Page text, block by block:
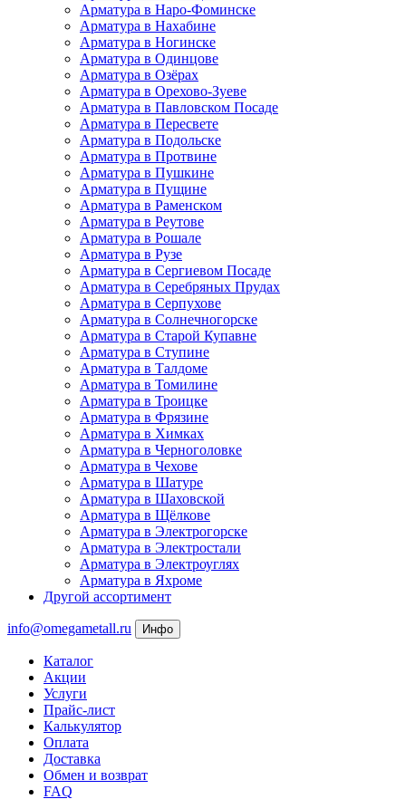
Арматура в Наро-Фоминске
Арматура в Нахабине
Арматура в Ногинске
Арматура в Одинцове
Арматура в Озёрах
Арматура в Орехово-Зуеве
Арматура в Павловском Посаде
Арматура в Пересвете
Арматура в Подольске
Арматура в Протвине
Арматура в Пушкине
Арматура в Пущине
Арматура в Раменском
Арматура в Реутове
Арматура в Рошале
Арматура в Рузе
Арматура в Сергиевом Посаде
Арматура в Серебряных Прудах
Арматура в Серпухове
Арматура в Солнечногорске
Арматура в Старой Купавне
Арматура в Ступине
Арматура в Талдоме
Арматура в Томилине
Арматура в Троицке
Арматура в Фрязине
Арматура в Химках
Арматура в Черноголовке
Арматура в Чехове
Арматура в Шатуре
Арматура в Шаховской
Арматура в Щёлкове
Арматура в Электрогорске
Арматура в Электростали
Арматура в Электроуглях
Арматура в Яхроме
Другой ассортимент
info@omegametall.ru Инфо
Каталог
Акции
Услуги
Прайс-лист
Калькулятор
Оплата
Доставка
Обмен и возврат
FAQ